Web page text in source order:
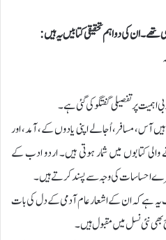
تھے۔ ان کی دو اہم تحقیقی کتابیں یہ ہیں:
اہمیت پر تفصیلی گفتگو کی گئی ہے۔
آس، مسافر، اُجالے اپنی یادوں کے، آمد، اور
کتابوں میں شمار ہوتی ہیں۔ اردو ادب کے
احساسات کی وجہ سے پسند کرتے ہیں۔
یہ ہے کہ ان کے اشعار عام آدمی کے دل کی بات
نئی نسل میں مقبول ہیں۔